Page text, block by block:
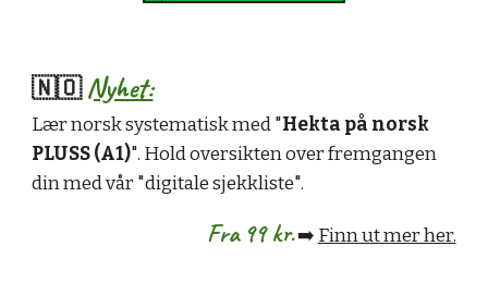
🇳🇴Nyhet:
Lær norsk systematisk med "Hekta på norsk
PLUSS (A1)". Hold oversikten over fremgangen
din med vår "digitale sjekkliste".
Fra 99 kr.➡️ Finn ut mer her.